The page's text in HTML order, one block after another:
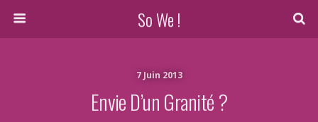
So We !
7 Juin 2013
Envie D’un Granité ?